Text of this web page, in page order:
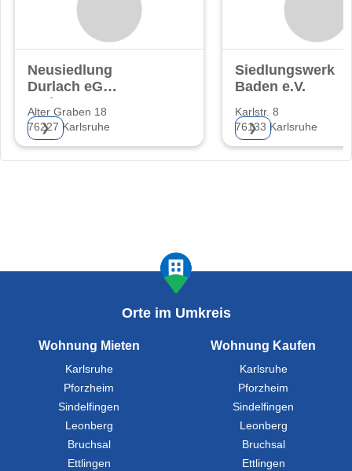
Neusiedlung
Durlach eG
Wohnungsgenossenschaft
Alter Graben 18
76227 Karlsruhe
❯
Siedlungswerk
Baden e.V.
Karlstr. 8
76133 Karlsruhe
❯
Orte im Umkreis
Wohnung Mieten
Karlsruhe
Pforzheim
Sindelfingen
Leonberg
Bruchsal
Ettlingen
Wohnung Kaufen
Karlsruhe
Pforzheim
Sindelfingen
Leonberg
Bruchsal
Ettlingen